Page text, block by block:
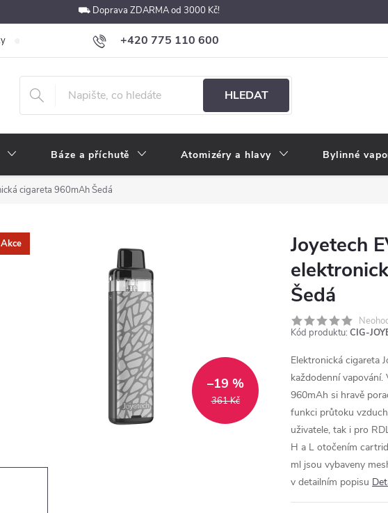
⛟ Doprava ZDARMA od 3000 Kč!
+420 775 110 600
obchod@e-cigarety.cz
Podmínky ochrany osobních údajů Velkoobchod
HLEDAT
Báze a příchutě Atomizéry a hlavy Bylinné
cigareta 960mAh Šedá
Akce
361 Kč
–19 %
Joyetech
Šedá
Kód produktu: CIG-
Elektronická cigareta
každodenní
960mAh si hravě
funkci průtoku
uživatele, tak i pro
H a L otočením
ml jsou vybaveny
v detailním popisu